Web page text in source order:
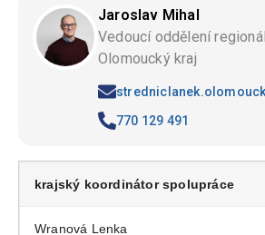
Jaroslav Mihal
Vedoucí oddělení
Olomoucký kraj
770 129 491
krajský koordinátor spolupráce
Wranová Lenka